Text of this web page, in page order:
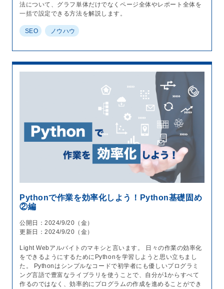
法について、グラフ単体だけでなくページ全体やレポート全体を
一括で設定できる方法を解説します。
SEO ノウハウ
Pythonで作業を効率化しよう！Python基礎固め
②編
公開日：2024/9/20（金）
更新日：2024/9/20（金）
Light Webアルバイトのマキシと言います。 日々の作業の効率化
をできるようにするためにPythonを学習しようと思い立ちまし
た。 Pythonはシンプルなコードで初学者にも優しいプログラミ
ング言語で豊富なライブラリを使うことで、自分が1からすべて
作るのではなく、効率的にプログラムの作成を進めることができ